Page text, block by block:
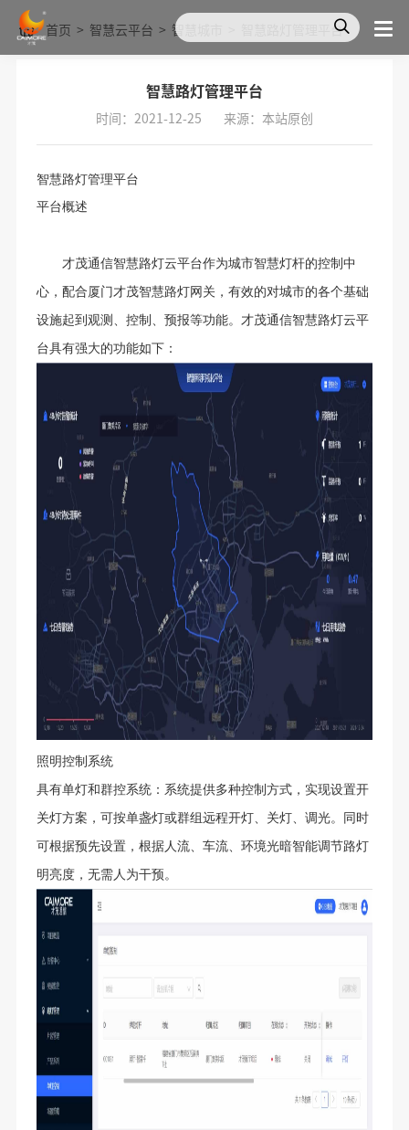
首页 > 智慧云平台 > 智慧城市 智慧路灯管理平台
智慧路灯管理平台
时间：2021-12-25 来源：本站原创
智慧路灯管理平台
平台概述
才茂通信智慧路灯云平台作为城市智慧灯杆的控制中
心，配合厦门才茂智慧路灯网关，有效的对城市的各个基础
设施起到观测、控制、预报等功能。才茂通信智慧路灯云平
台具有强大的功能如下：
照明控制系统
具有单灯和群控系统：系统提供多种控制方式，实现设置开
关灯方案，可按单盏灯或群组远程开灯、关灯、调光。同时
可根据预先设置，根据人流、车流、环境光暗智能调节路灯
明亮度，无需人为干预。